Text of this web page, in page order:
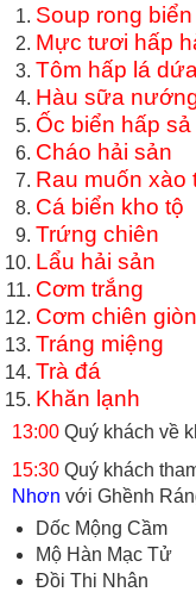
Soup rong
Mực tươi hấp
Tôm hấp lá dứa
Hàu sữa
Ốc biển hấp sả
Cháo hải sản
Rau muốn xào
Cá biển kho tộ
Trứng chiên
Lẩu hải sản
Cơm trắng
Cơm chiên giòn
Tráng miệng
Trà đá
Khăn lạnh
13:00 Quý khách về
15:30 Quý khách
Nhơn với Ghềnh
Dốc Mộng Cầm
Mộ Hàn Mạc Tử
Đồi Thi Nhân